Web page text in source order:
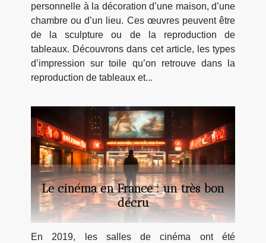
personnelle à la décoration d’une maison, d’une
chambre ou d’un lieu. Ces œuvres peuvent être
de la sculpture ou de la reproduction de
tableaux. Découvrons dans cet article, les types
d’impression sur toile qu’on retrouve dans la
reproduction de tableaux et...
Le cinéma en France : un très bon
décru
En 2019, les salles de cinéma ont été